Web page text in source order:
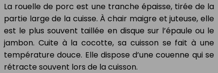
La rouelle de porc est une tranche épaisse, tirée de la
partie large de la cuisse. À chair maigre et juteuse, elle
est le plus souvent taillée en disque sur l’épaule ou le
jambon. Cuite à la cocotte, sa cuisson se fait à une
température douce. Elle dispose d’une couenne qui se
rétracte souvent lors de la cuisson.